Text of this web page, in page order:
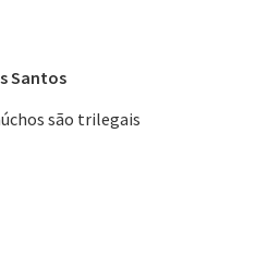
Santos
são trilegais